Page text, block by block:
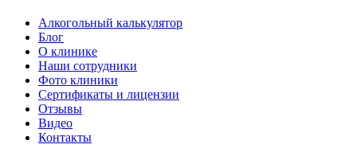
Алкогольный калькулятор
Блог
О клинике
Наши сотрудники
Фото клиники
Сертификаты и лицензии
Отзывы
Видео
Контакты